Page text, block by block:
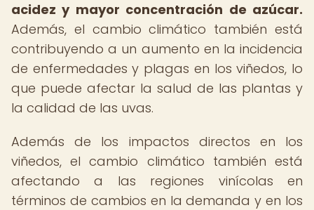
acidez y mayor concentración de azúcar.
Además, el cambio climático también está
contribuyendo a un aumento en la incidencia
de enfermedades y plagas en los viñedos, lo
que puede afectar la salud de las plantas y
la calidad de las uvas.
Además de los impactos directos en los
viñedos, el cambio climático también está
afectando a las regiones vinícolas en
términos de cambios en la demanda y en los